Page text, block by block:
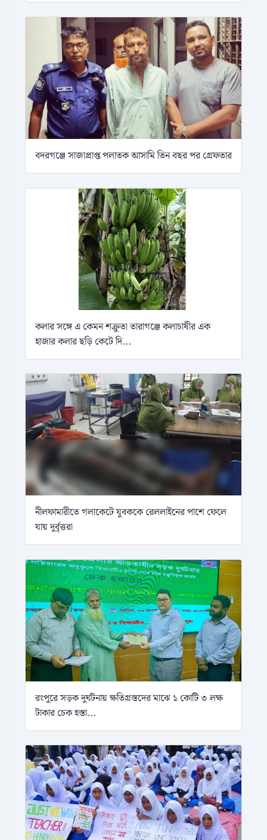
বদরগঞ্জে সাজাপ্রাপ্ত পলাতক আসামি তিন বছর পর গ্রেফতার
কলার সঙ্গে এ কেমন শক্রুতা তারাগঞ্জে কলাচাষীর এক
হাজার কলার ছড়ি কেটে দি...
নীলফামারীতে গলাকেটে যুবককে রেললাইনের পাশে ফেলে
যায় দুর্বৃত্তরা
রংপুরে সড়ক দুর্ঘটনায় ক্ষতিগ্রস্তদের মাঝে ১ কোটি ৩ লক্ষ
টাকার চেক হস্তা...